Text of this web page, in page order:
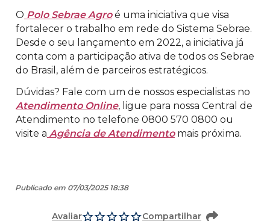
O Polo Sebrae Agroé uma iniciativa que visa
fortalecer o trabalho em rede do Sistema Sebrae.
Desde o seu lançamento em 2022, a iniciativa já
conta com a participação ativa de todos os Sebrae
do Brasil, além de parceiros estratégicos.
Dúvidas? Fale com um de nossos especialistas no
Atendimento Online, ligue para nossa Central de
Atendimento no telefone 0800 570 0800 ou
visite a Agência de Atendimentomais próxima.
Publicado em 07/03/2025 18:38
Avaliar Compartilhar